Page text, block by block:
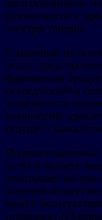
многоуровневой
безопасности и
электростанций.
Созданный на
услуг,
фирменным
исследующей и
возможности
технологий,
будущего рынка
Позиционируемый
услуг в области
охватывает
атомной
ввод в
поддержку (i-